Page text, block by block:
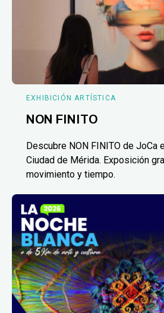
EXHIBICIÓN ARTÍSTICA
NON FINITO
Descubre NON FINITO de JoCa
Ciudad de Mérida. Exposición
movimiento y tiempo.